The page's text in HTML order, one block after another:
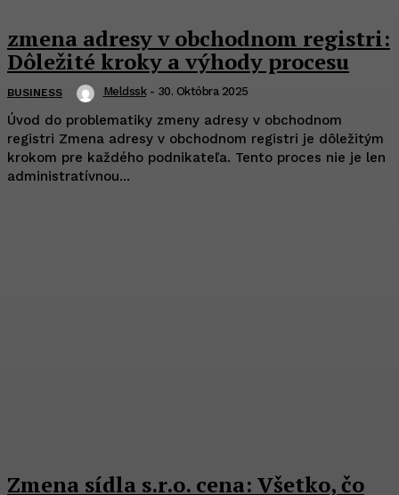
zmena adresy v obchodnom registri:
Dôležité kroky a výhody procesu
BUSINESS Meldssk - 30. Októbra 2025
Úvod do problematiky zmeny adresy v obchodnom
registri Zmena adresy v obchodnom registri je dôležitým
krokom pre každého podnikateľa. Tento proces nie je len
administratívnou...
Zmena sídla s.r.o. cena: Všetko, čo